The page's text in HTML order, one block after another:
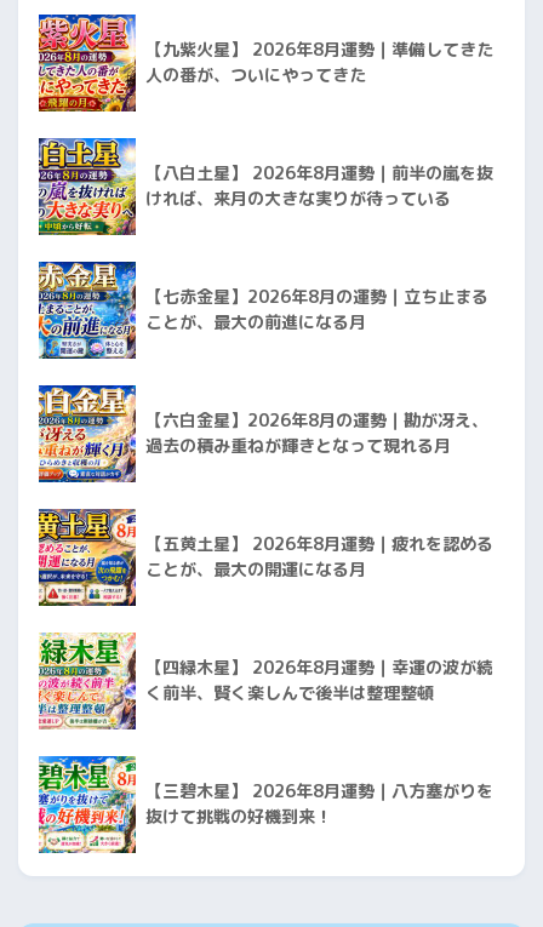
【九紫火星】 2026年8月運勢｜準備してきた
人の番が、ついにやってきた
【八白土星】 2026年8月運勢｜前半の嵐を抜
ければ、来月の大きな実りが待っている
【七赤金星】2026年8月の運勢｜立ち止まる
ことが、最大の前進になる月
【六白金星】2026年8月の運勢｜勘が冴え、
過去の積み重ねが輝きとなって現れる月
【五黄土星】 2026年8月運勢｜疲れを認める
ことが、最大の開運になる月
【四緑木星】 2026年8月運勢｜幸運の波が続
く前半、賢く楽しんで後半は整理整頓
【三碧木星】 2026年8月運勢｜八方塞がりを
抜けて挑戦の好機到来！